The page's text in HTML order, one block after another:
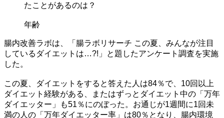
たことがあるのは？
年齢
腸内改善ラボは、「腸ラボリサーチ この夏、みんなが注目
しているダイエットは…?!」と題したアンケート調査を実施
した。
この夏、ダイエットをすると答えた人は84％で、10回以上
ダイエット経験がある、またはずっとダイエット中の「万年
ダイエッター」も51％にのぼった。お通じが1週間に1回未
満の人の「万年ダイエッター率」は80％となり、腸内環境